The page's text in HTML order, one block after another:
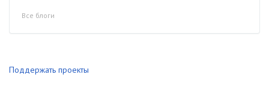
Все блоги
Поддержать проекты